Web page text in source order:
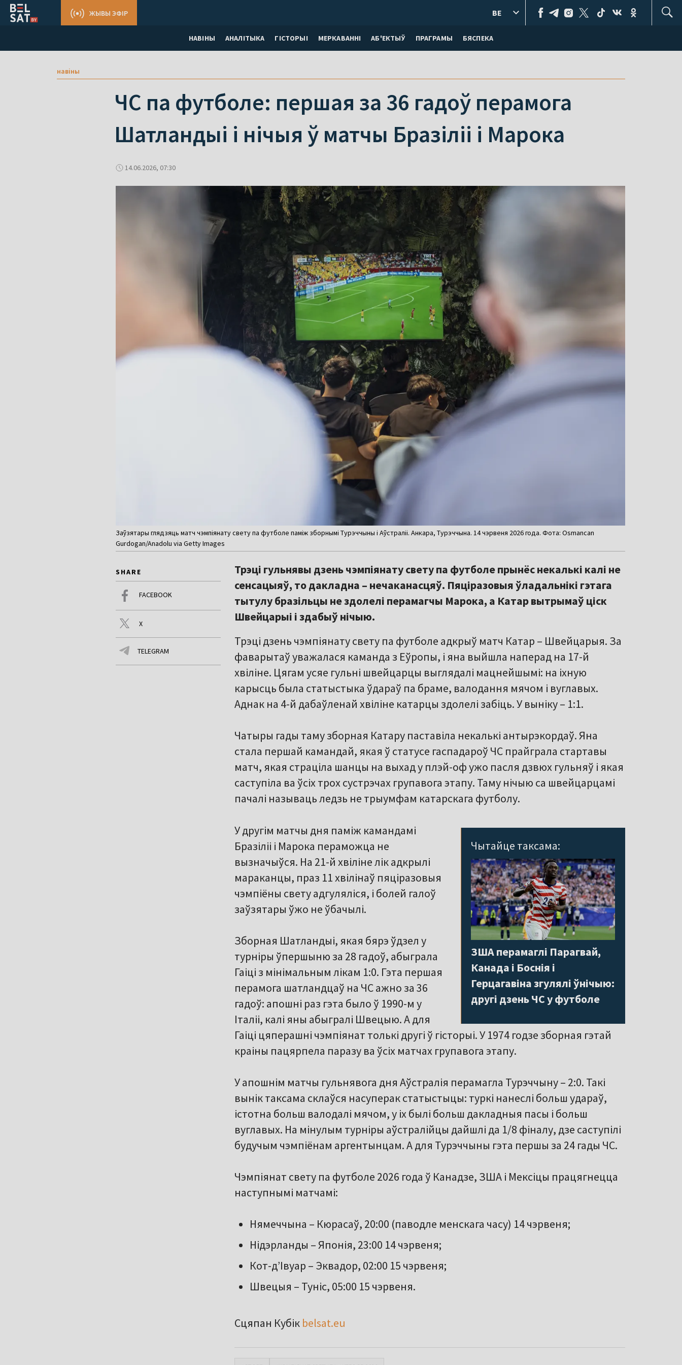
НАВІНЫ АНАЛІТЫКА ГІСТОРЫІ МЕРКАВАННI АБ'ЕКТЫЎ ПРАГРАМЫ БЯСПЕКА
ЖЫВЫ ЭФІР BE
навіны
ЧС па футболе: першая за 36 гадоў перамога
Шатландыі і нічыя ў матчы Бразіліі і Марока
14.06.2026, 07:30
Заўзятары глядзяць матч чэмпіянату свету па футболе паміж зборнымі Турэччыны і Аўстраліі. Анкара, Турэччына. 14 чэрвеня 2026 года. Фота: Osmancan
Gurdogan/Anadolu via Getty Images
SHARE
FACEBOOK
X
TELEGRAM
Трэці гульнявы дзень чэмпіянату свету па футболе прынёс некалькі калі не
сенсацыяў, то дакладна – нечаканасцяў. Пяціразовыя ўладальнікі гэтага
тытулу бразільцы не здолелі перамагчы Марока, а Катар вытрымаў ціск
Швейцарыі і здабыў нічыю.
Трэці дзень чэмпіянату свету па футболе адкрыў матч Катар – Швейцарыя. За
фаварытаў уважалася каманда з Еўропы, і яна выйшла наперад на 17-й
хвіліне. Цягам усяе гульні швейцарцы выглядалі мацнейшымі: на іхную
карысць была статыстыка ўдараў па браме, валодання мячом і вуглавых.
Аднак на 4-й дабаўленай хвіліне катарцы здолелі забіць. У выніку – 1:1.
Чатыры гады таму зборная Катару паставіла некалькі антырэкордаў. Яна
стала першай камандай, якая ў статусе гаспадароў ЧС прайграла стартавы
матч, якая страціла шанцы на выхад у плэй-оф ужо пасля дзвюх гульняў і якая
саступіла ва ўсіх трох сустрэчах групавога этапу. Таму нічыю са швейцарцамі
пачалі называць ледзь не трыумфам катарскага футболу.
Чытайце таксама:
ЗША перамаглі Парагвай,
Канада і Боснія і
Герцагавіна згулялі ўнічыю:
другі дзень ЧС у футболе
У другім матчы дня паміж камандамі
Бразіліі і Марока пераможца не
вызначыўся. На 21-й хвіліне лік адкрылі
мараканцы, праз 11 хвілінаў пяціразовыя
чэмпіёны свету адгуляліся, і болей галоў
заўзятары ўжо не ўбачылі.
Зборная Шатландыі, якая бярэ ўдзел у
турніры ўпершыню за 28 гадоў, абыграла
Гаіці з мінімальным лікам 1:0. Гэта першая
перамога шатландцаў на ЧС ажно за 36
гадоў: апошні раз гэта было ў 1990-м у
Італіі, калі яны абыгралі Швецыю. А для
Гаіці цяперашні чэмпіянат толькі другі ў гісторыі. У 1974 годзе зборная гэтай
краіны пацярпела паразу ва ўсіх матчах групавога этапу.
У апошнім матчы гульнявога дня Аўстралія перамагла Турэччыну – 2:0. Такі
вынік таксама склаўся насуперак статыстыцы: туркі нанеслі больш удараў,
істотна больш валодалі мячом, у іх былі больш дакладныя пасы і больш
вуглавых. На мінулым турніры аўстралійцы дайшлі да 1/8 фіналу, дзе саступілі
будучым чэмпіёнам аргентынцам. А для Турэччыны гэта першы за 24 гады ЧС.
Чэмпіянат свету па футболе 2026 года ў Канадзе, ЗША і Мексіцы працягнецца
наступнымі матчамі:
Нямеччына – Кюрасаў, 20:00 (паводле менскага часу) 14 чэрвеня;
Нідэрланды – Японія, 23:00 14 чэрвеня;
Кот-д’Івуар – Эквадор, 02:00 15 чэрвеня;
Швецыя – Туніс, 05:00 15 чэрвеня.
Сцяпан Кубік belsat.eu